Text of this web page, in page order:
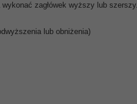
zagłówek wyższy lub
lub obniżenia)